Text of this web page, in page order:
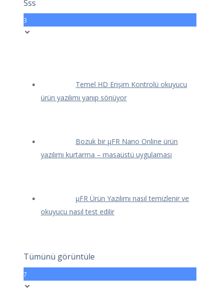
Sss
3
Temel HD Erişim Kontrolü okuyucu
ürün yazılımı yanıp sönüyor
Bozuk bir μFR Nano Online ürün
yazılımı kurtarma – masaüstü uygulaması
μFR Ürün Yazılımı nasıl temizlenir ve
okuyucu nasıl test edilir
Tümünü görüntüle
7